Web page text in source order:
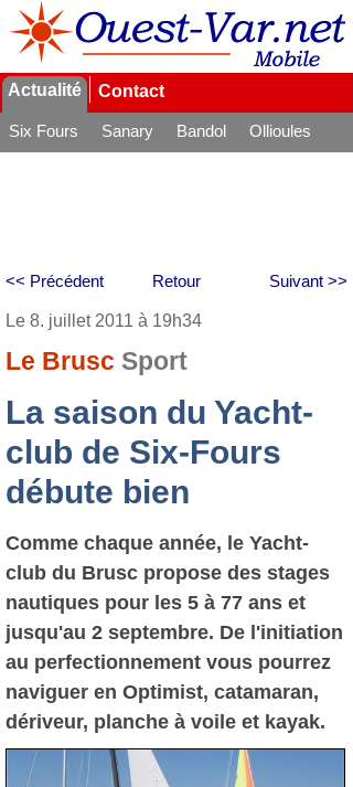
Actualité Contact
Six Fours Sanary Bandol
Ollioules
Retour
<< Précédent Suivant >>
Le 8. juillet 2011 à 19h34
Le Brusc Sport
La saison du Yacht-
club de Six-Fours
débute bien
Comme chaque année, le Yacht-
club du Brusc propose des stages
nautiques pour les 5 à 77 ans et
jusqu'au 2 septembre. De l'initiation
au perfectionnement vous pourrez
naviguer en Optimist, catamaran,
dériveur, planche à voile et kayak.